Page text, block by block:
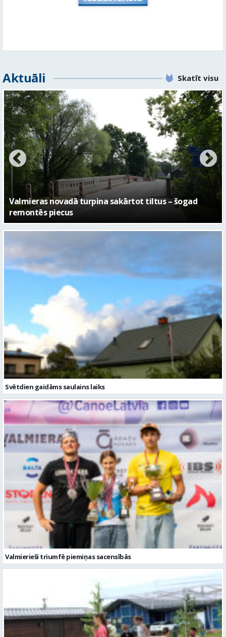
Aktuāli Skatīt visu
No pagaidu teātra līdz laikmetīgās kultūras centram
– kā attīstīsies “Kurtuve”
Svētdien gaidāms saulains laiks
Valmierieši triumfē piemiņas sacensībās